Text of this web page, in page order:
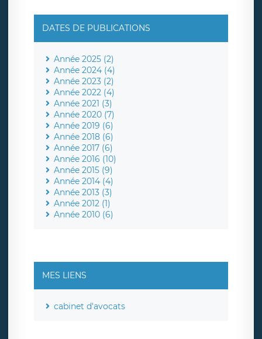
DATES DE PUBLICATIONS
Année 2025 (2)
Année 2024 (4)
Année 2023 (2)
Année 2022 (4)
Année 2021 (3)
Année 2020 (7)
Année 2019 (6)
Année 2018 (6)
Année 2017 (6)
Année 2016 (10)
Année 2015 (9)
Année 2014 (4)
Année 2013 (3)
Année 2012 (1)
Année 2010 (6)
MES LIENS
cabinet d'avocats